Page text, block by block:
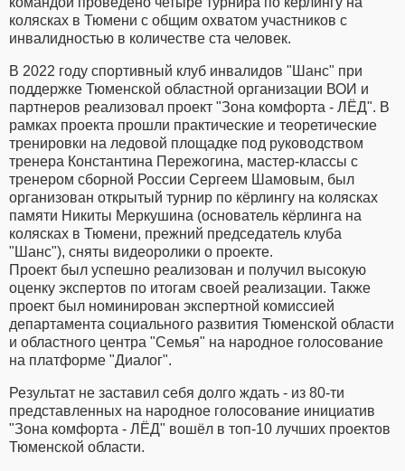
колясках в Тюмени с общим охватом участников с
инвалидностью в количестве ста человек.
В 2022 году спортивный клуб инвалидов "Шанс" при
поддержке Тюменской областной организации ВОИ и
партнеров реализовал проект "Зона комфорта - ЛЁД". В
рамках проекта прошли практические и теоретические
тренировки на ледовой площадке под руководством
тренера Константина Пережогина, мастер-классы с
тренером сборной России Сергеем Шамовым, был
организован открытый турнир по кёрлингу на колясках
памяти Никиты Меркушина (основатель кёрлинга на
колясках в Тюмени, прежний председатель клуба
"Шанс"), сняты видеоролики о проекте.
Проект был успешно реализован и получил высокую
оценку экспертов по итогам своей реализации. Также
проект был номинирован экспертной комиссией
департамента социального развития Тюменской области
и областного центра "Семья" на народное голосование
на платформе "Диалог".
Результат не заставил себя долго ждать - из 80-ти
представленных на народное голосование инициатив
"Зона комфорта - ЛЁД" вошёл в топ-10 лучших проектов
Тюменской области.